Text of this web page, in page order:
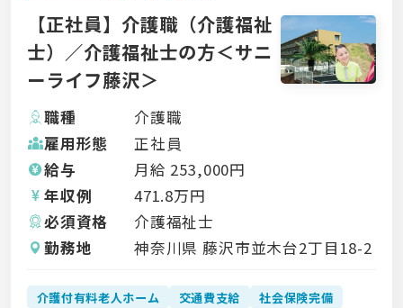
【正社員】介護職（介護福祉
士）／介護福祉士の方＜サニ
ーライフ藤沢＞
職種
介護職
雇用形態
正社員
給与
月給 253,000円
年収例
471.8万円
必須資格
介護福祉士
勤務地
神奈川県 藤沢市並木台2丁目18-2
介護付有料老人ホーム 交通費支給
社会保険完備